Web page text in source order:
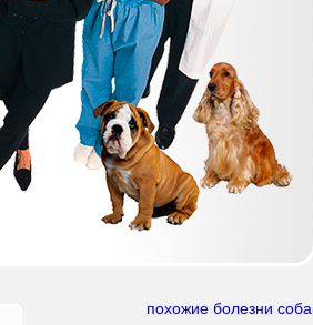
похожие болезни